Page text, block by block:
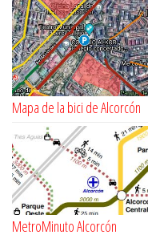
Mapa de la bici de Alcorcón
MetroMinuto Alcorcón